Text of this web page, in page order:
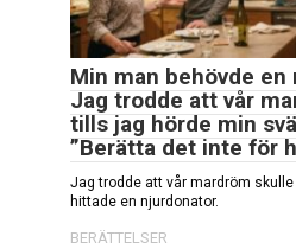
Min man behövde
Jag trodde att vår
tills jag hörde min
”Berätta det inte för
Jag trodde att vår mardröm
hittade en njurdonator.
BERÄTTELSER